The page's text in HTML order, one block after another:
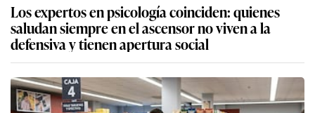
Los expertos en psicología coinciden: quienes
saludan siempre en el ascensor no viven a la
defensiva y tienen apertura social